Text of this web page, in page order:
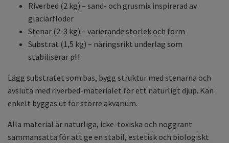
Riverbed (2 kg) – sand- och grusmix inspirerad av
glaciärfloder
Stenar (2-3 kg) – varierande storlek och form
Substrat (1,5 kg) – näringsrikt underlag som
stabiliserar pH
Lägg substratet som bas, bygg struktur med stenarna och
avsluta med riverbed-materialet för ett naturligt djup. Kan
enkelt byggas ut för större akvarium.
Alla material är naturliga, icke-toxiska och noggrant
sammansatta för att ge en stabil, estetisk och biologiskt